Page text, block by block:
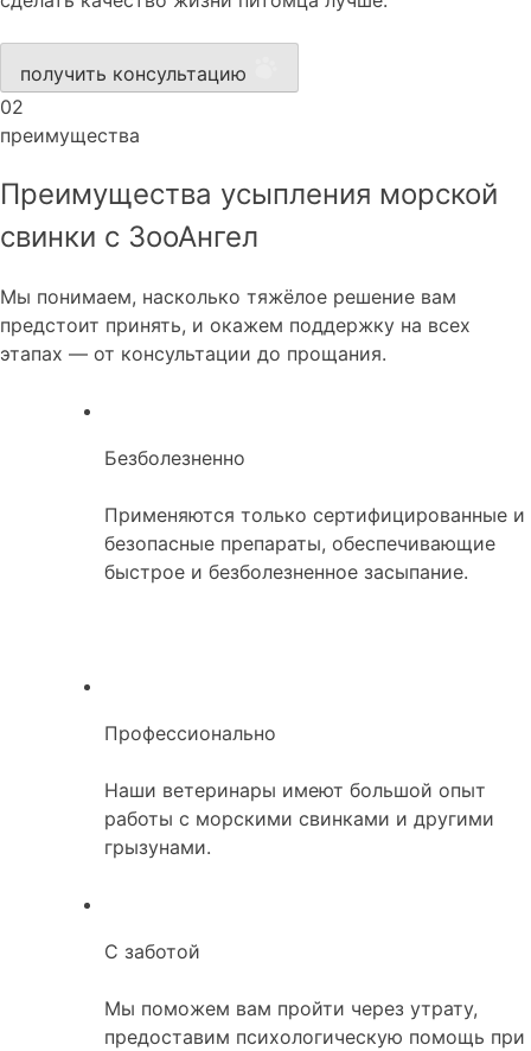
получить консультацию
02
преимущества
Преимущества усыпления морской
свинки с ЗооАнгел
Мы понимаем, насколько тяжёлое решение вам
предстоит принять, и окажем поддержку на всех
этапах — от консультации до прощания.
Безболезненно
Применяются только сертифицированные и
безопасные препараты, обеспечивающие
быстрое и безболезненное засыпание.
Профессионально
Наши ветеринары имеют большой опыт
работы с морскими свинками и другими
грызунами.
С заботой
Мы поможем вам пройти через утрату,
предоставим психологическую помощь при